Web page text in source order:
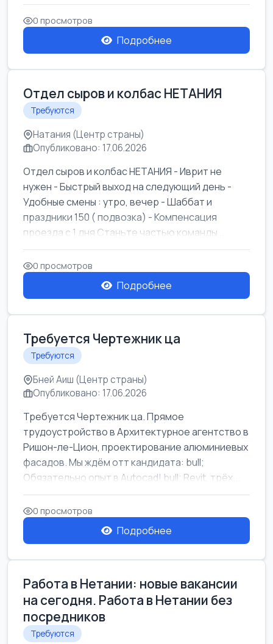
0 просмотров
Подробнее
Отдел сыров и колбас НЕТАНИЯ
Требуются
Натания (Центр страны)
Опубликовано: 17.06.2026
Отдел сыров и колбас НЕТАНИЯ - Иврит не
нужен - Быстрый выход на следующий день -
Удобные смены : утро, вечер - Шаббат и
праздники 150 ( подвозка) - Компенсация
проезда с 1 дня Станьте частью команды ...
0 просмотров
Подробнее
Требуется Чертежник ца
Требуются
Бней Аиш (Центр страны)
Опубликовано: 17.06.2026
Требуется Чертежник ца. Прямое
трудоустройство в Архитектурное агентство в
Ришон-ле-Цион, проектирование алюминиевых
фасадов. Мы ждём отт кандидата: bull;
Обязательно опыт в Autocad! bull; Revit, трёх...
0 просмотров
Подробнее
Работа в Нетании: новые вакансии
на сегодня. Работа в Нетании без
посредников
Требуются